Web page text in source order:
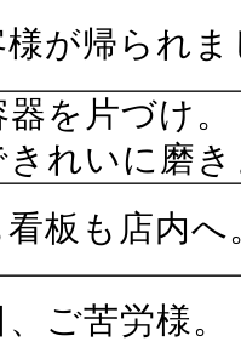
が帰られま
を片づけ。
きれいに磨
看板も店内へ
ご苦労様。